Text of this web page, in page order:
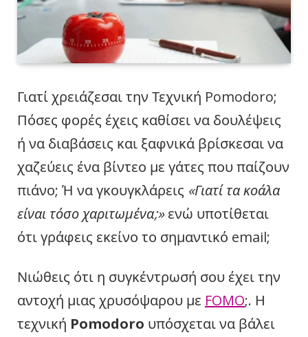
Γιατί χρειάζεσαι την Τεχνική Pomodoro;
Πόσες φορές έχεις καθίσει να δουλέψεις
ή να διαβάσεις και ξαφνικά βρίσκεσαι να
χαζεύεις ένα βίντεο με γάτες που παίζουν
πιάνο; Ή να γκουγκλάρεις «Γιατί τα κοάλα
είναι τόσο χαριτωμένα;»ενώ υποτίθεται
ότι γράφεις εκείνο το σημαντικό email;
Νιώθεις ότι η συγκέντρωσή σου έχει την
αντοχή μιας χρυσόψαρου με FOMO;. Η
τεχνική Pomodoro υπόσχεται να βάλει